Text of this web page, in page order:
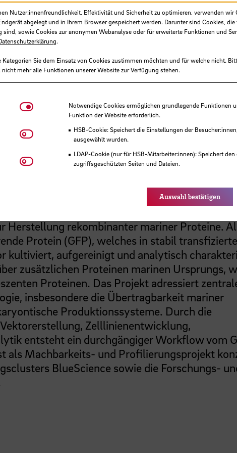
HSB-intern gefördertes Projekt
Hochschule Bremen, F&E-Fonds
15.000,00 €
Bremer Institut für die Praxis der
Blue Sciences
und die Demonstration eines skalierbaren
Herstellung rekombinanter mariner Proteine.
Protein (GFP), welches in stabil
kultiviert, aufgereinigt und analytisch
zusätzlichen Proteinen marinen Ursprungs,
Proteinen. Das Projekt adressiert
insbesondere die Übertragbarkeit mariner
Produktionssysteme. Durch die
Zelllinienentwicklung,
entsteht ein durchgängiger Workflow vom
als Machbarkeits- und Profilierungsprojekt
BlueScience sowie die Forschungs-
Nutzer:innenfreundlichkeit, Effektivität und Sicherheit zu optimieren, verwenden wir
abgelegt und in Ihrem Browser gespeichert werden. Darunter sind Cookies,
sowie Cookies zur anonymen Webanalyse oder für erweiterte Funktionen und
.
Kategorien Sie dem Einsatz von Cookies zustimmen möchten und für welche nicht.
mehr alle Funktionen unserer Website zur Verfügung stehen.
Notwendige CookiesNotwendige Cookies ermöglichen grundlegende Funktionen
Funktion der Website erforderlich.
HSB-Cookie: Speichert die Einstellungen der
ausgewählt wurden.
LDAP-Cookie (nur für HSB-Mitarbeiter:innen): Speichert
zugriffsgeschützten Seiten und Dateien.
Matomo
Youtube
Auswahl bestätigen